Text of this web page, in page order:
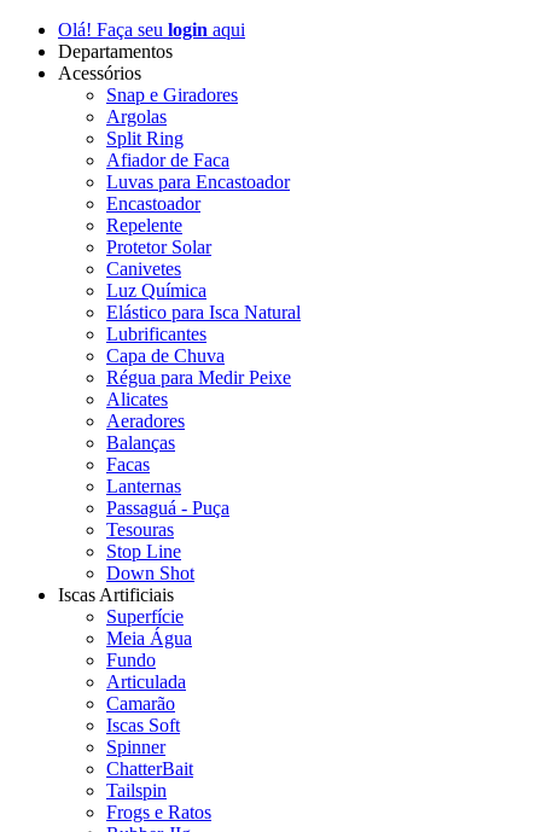
Olá! Faça seu login aqui
Departamentos
Acessórios
Snap e Giradores
Argolas
Split Ring
Afiador de Faca
Luvas para Encastoador
Encastoador
Repelente
Protetor Solar
Canivetes
Luz Química
Elástico para Isca Natural
Lubrificantes
Capa de Chuva
Régua para Medir Peixe
Alicates
Aeradores
Balanças
Facas
Lanternas
Passaguá - Puça
Tesouras
Stop Line
Down Shot
Iscas Artificiais
Superfície
Meia Água
Fundo
Articulada
Camarão
Iscas Soft
Spinner
ChatterBait
Tailspin
Frogs e Ratos